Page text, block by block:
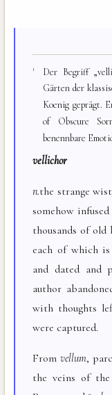
1
Der Begriff
Gärten der
Koenig geprägt.
of Obscure
benennbare
vellichor
n.the strange
somehow
thousands of old
each of which
and dated and
author
with thoughts
were captured.
Fromvellum,
the veins of